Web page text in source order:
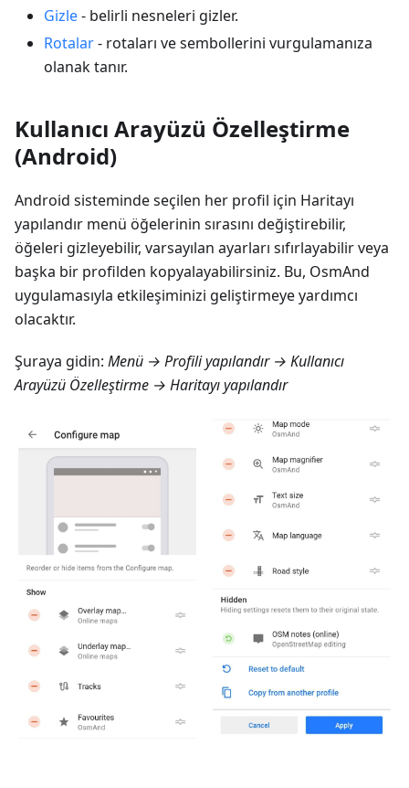
Gizle- belirli nesneleri gizler.
Rotalar- rotaları ve sembollerini vurgulamanıza
olanak tanır.
Kullanıcı Arayüzü Özelleştirme
(Android)
Android sisteminde seçilen her profil için Haritayı
yapılandır menü öğelerinin sırasını değiştirebilir,
öğeleri gizleyebilir, varsayılan ayarları sıfırlayabilir veya
başka bir profilden kopyalayabilirsiniz. Bu, OsmAnd
uygulamasıyla etkileşiminizi geliştirmeye yardımcı
olacaktır.
Şuraya gidin: Menü → Profili yapılandır → Kullanıcı
Arayüzü Özelleştirme → Haritayı yapılandır